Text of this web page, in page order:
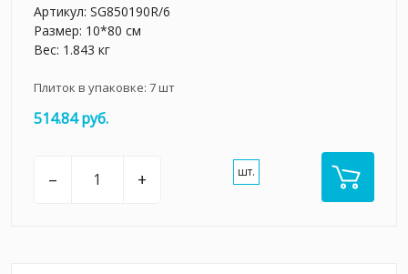
Артикул: SG850190R/6
Размер: 10*80 см
Вес: 1.843 кг
Плиток в упаковке: 7шт
514.84 руб.
– + шт.